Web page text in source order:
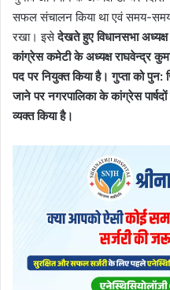
सफल संचालन किया था एवं समय-समय
रखा। इसेदेखते हुए विधानसभा
कांग्रेस कमेटी के अध्यक्ष राघवेन्द्र
पद पर नियुक्त किया है। गुप्ता को पुन:
जाने पर नगरपालिका के कांग्रेस
व्यक्त किया है।